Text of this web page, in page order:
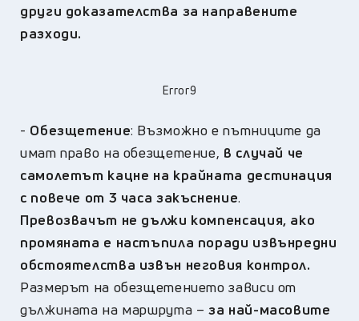
други доказателства за направените
разходи.
Error9
- Обезщетение: Възможно е пътниците да
имат право на обезщетение, в случай че
самолетът кацне на крайната дестинация
с повече от 3 часа закъснение.
Превозвачът не дължи компенсация, ако
промяната е настъпила поради извънредни
обстоятелства извън неговия контрол.
Размерът на обезщетението зависи от
дължината на маршрута –за най-масовите